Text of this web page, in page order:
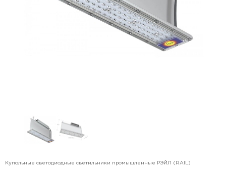
Купольные светодиодные светильники промышленные РЭЙЛ (RAIL)